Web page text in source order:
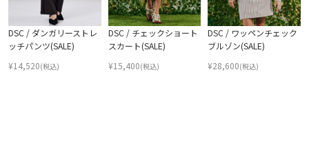
DSC / ダンガリーストレ
ッチパンツ(SALE)
¥14,520(税込)
DSC / チェックショート
スカート(SALE)
¥15,400(税込)
DSC / ワッペンチェック
ブルゾン(SALE)
¥28,600(税込)